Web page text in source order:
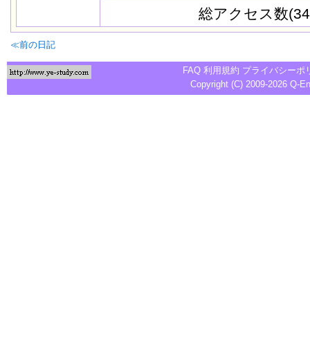
総アクセス数
≪前の日記
FAQ 利用規約 プライバシーポ
Copyright (C) 2009-2026 Q-